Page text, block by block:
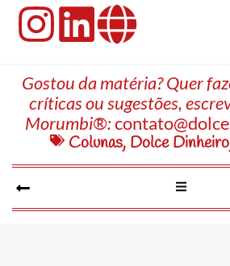
Gostou da matéria? Quer
críticas ou sugestões,
Morumbi®:
Colunas, Dolce Dinheiro